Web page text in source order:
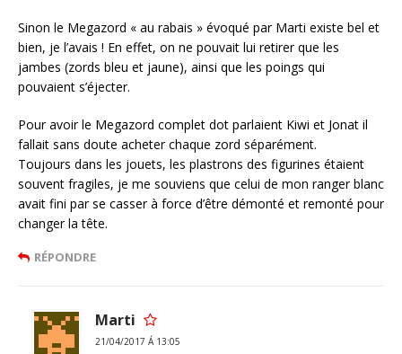
Sinon le Megazord « au rabais » évoqué par Marti existe bel et
bien, je l’avais ! En effet, on ne pouvait lui retirer que les
jambes (zords bleu et jaune), ainsi que les poings qui
pouvaient s’éjecter.
Pour avoir le Megazord complet dot parlaient Kiwi et Jonat il
fallait sans doute acheter chaque zord séparément.
Toujours dans les jouets, les plastrons des figurines étaient
souvent fragiles, je me souviens que celui de mon ranger blanc
avait fini par se casser à force d’être démonté et remonté pour
changer la tête.
RÉPONDRE
Marti
21/04/2017 Á 13:05